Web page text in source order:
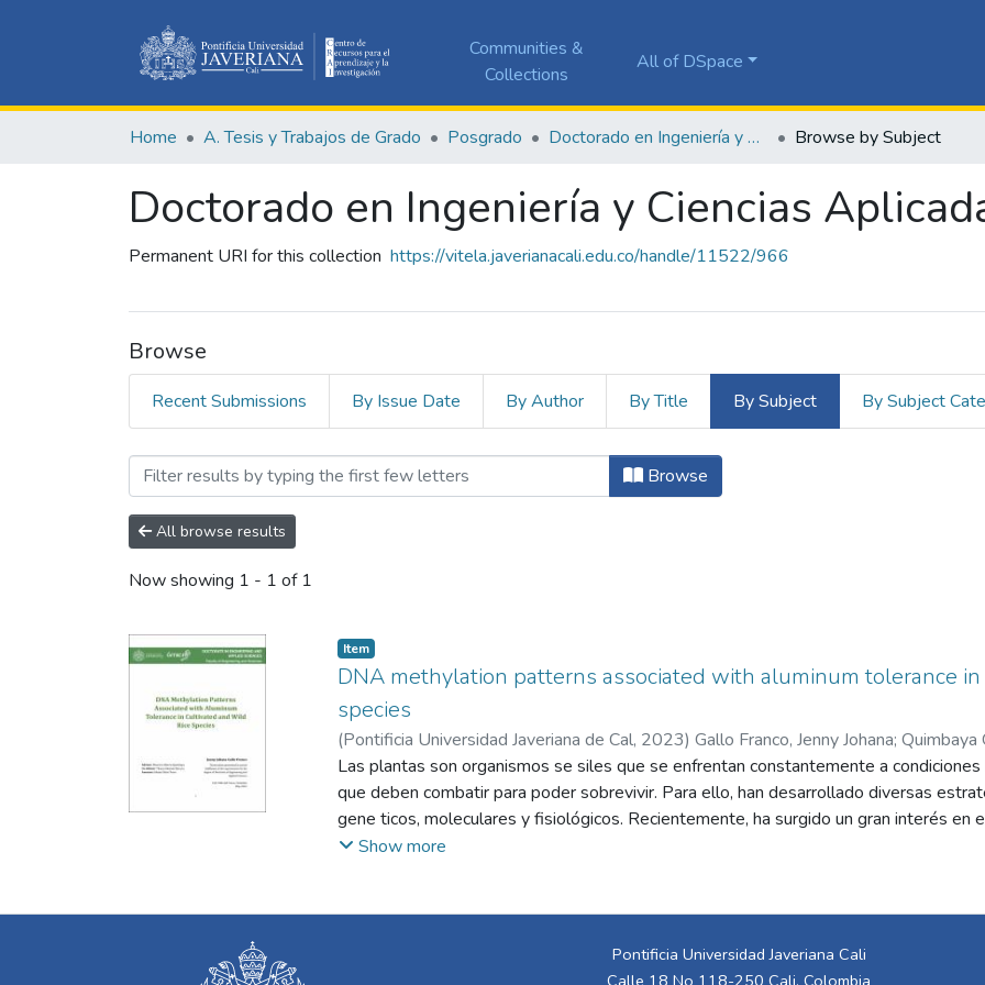
Communities &
Collections
All of DSpace
Home A. Tesis y Trabajos de Grado Posgrado Doctorado en Ingeniería y Ciencias Aplicadas Browse by Subject
Doctorado en Ingeniería y Ciencias
Permanent URI for this collection https://vitela.javerianacali.edu.co/handle/11522/966
Browse
Recent Submissions By Issue Date By Author By Title By Subject By Subject
Browsing Doctorado en Ingeniería y Ciencias Aplicadas by
Browse
All browse results
Now showing 1 - 1 of 1
Item
DNA methylation patterns associated with aluminum tolerance
species
(Pontificia Universidad Javeriana de Cal, 2023) Gallo Franco, Jenny Johana; Quimbaya
Las plantas son organismos se siles que se enfrentan constantemente a
que deben combatir para poder sobrevivir. Para ello, han desarrollado diversas
gene ticos, moleculares y fisiológicos. Recientemente, ha surgido un gran interés en
epigenética en la respuesta de las plantas a las condiciones de estrés. Las
estudios enfocados en algunas especies o en condiciones de estrés específicas.
papel de la metilación del ADN, uno de los mecanismos epigenéticos más
Show more
Pontificia Universidad Javeriana Cali